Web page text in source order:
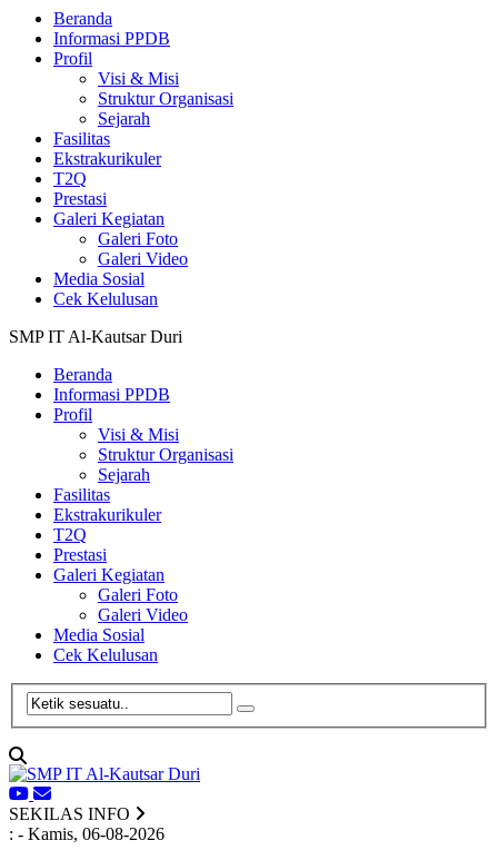
Beranda
Informasi PPDB
Profil
Visi & Misi
Struktur Organisasi
Sejarah
Fasilitas
Ekstrakurikuler
T2Q
Prestasi
Galeri Kegiatan
Galeri Foto
Galeri Video
Media Sosial
Cek Kelulusan
SMP IT Al-Kautsar Duri
Beranda
Informasi PPDB
Profil
Visi & Misi
Struktur Organisasi
Sejarah
Fasilitas
Ekstrakurikuler
T2Q
Prestasi
Galeri Kegiatan
Galeri Foto
Galeri Video
Media Sosial
Cek Kelulusan
SEKILAS INFO
: - Kamis, 06-08-2026